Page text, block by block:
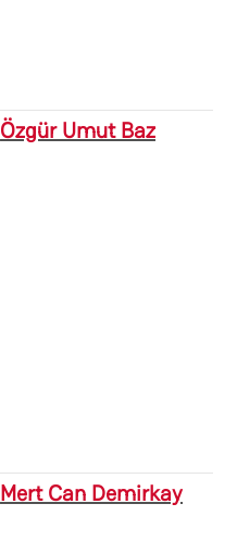
Özgür Umut Baz
Mert Can Demirkay